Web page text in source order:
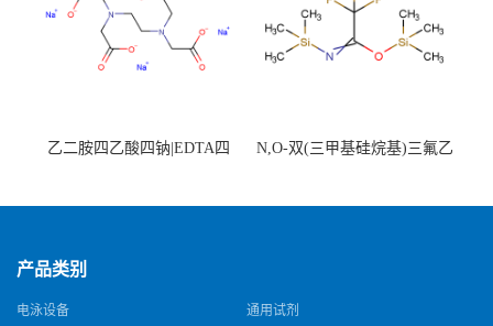
乙二胺四乙酸四钠|EDTA四
N,O-双(三甲基硅烷基)三氟乙
产品类别
电泳设备 通用试剂